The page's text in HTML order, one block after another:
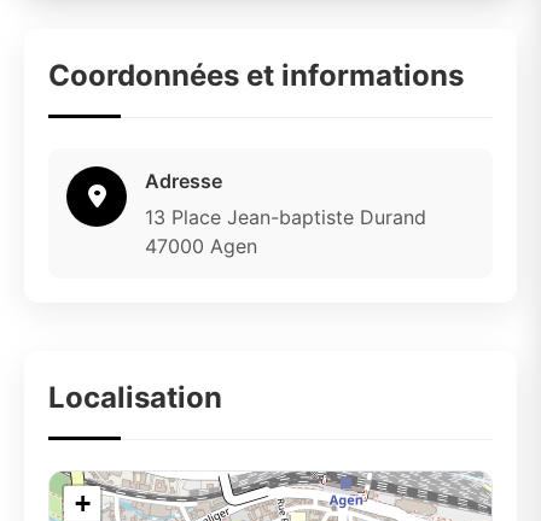
Coordonnées et informations
Adresse
13 Place Jean-baptiste Durand
47000 Agen
Localisation
+